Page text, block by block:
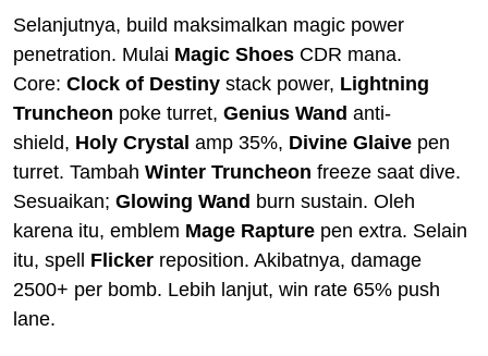
Selanjutnya, build maksimalkan magic power
penetration. Mulai Magic Shoes CDR mana.
Core: Clock of Destiny stack power, Lightning
Truncheon poke turret, Genius Wand anti-
shield, Holy Crystal amp 35%, Divine Glaive pen
turret. Tambah Winter Truncheon freeze saat dive.
Sesuaikan; Glowing Wand burn sustain. Oleh
karena itu, emblem Mage Rapture pen extra. Selain
itu, spell Flicker reposition. Akibatnya, damage
2500+ per bomb. Lebih lanjut, win rate 65% push
lane.